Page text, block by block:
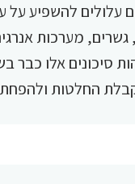
עלולים להשפיע
מערכות
סיכונים אלו כבר
החלטות